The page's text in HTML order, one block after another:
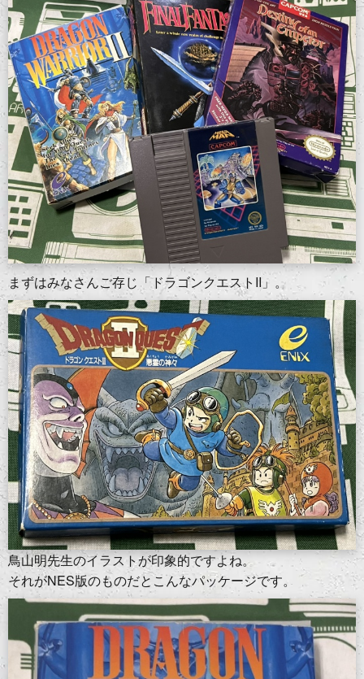
まずはみなさんご存じ「ドラゴンクエストII」。
鳥山明先生のイラストが印象的ですよね。
それがNES版のものだとこんなパッケージです。